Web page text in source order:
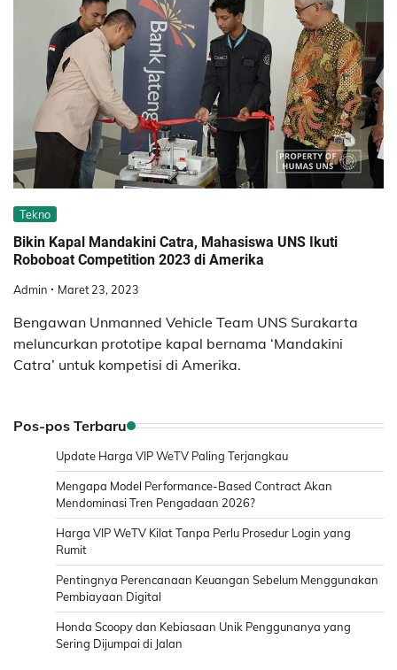
Tekno
Bikin Kapal Mandakini Catra, Mahasiswa UNS Ikuti
Roboboat Competition 2023 di Amerika
Admin Maret 23, 2023
Bengawan Unmanned Vehicle Team UNS Surakarta
meluncurkan prototipe kapal bernama ‘Mandakini
Catra’ untuk kompetisi di Amerika.
Pos-pos Terbaru
Update Harga VIP WeTV Paling Terjangkau
Mengapa Model Performance-Based Contract Akan
Mendominasi Tren Pengadaan 2026?
Harga VIP WeTV Kilat Tanpa Perlu Prosedur Login yang
Rumit
Pentingnya Perencanaan Keuangan Sebelum Menggunakan
Pembiayaan Digital
Honda Scoopy dan Kebiasaan Unik Penggunanya yang
Sering Dijumpai di Jalan